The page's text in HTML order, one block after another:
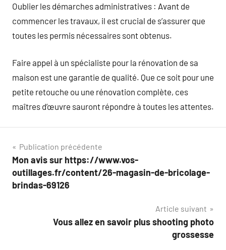
Oublier les démarches administratives : Avant de
commencer les travaux, il est crucial de s’assurer que
toutes les permis nécessaires sont obtenus.
Faire appel à un spécialiste pour la rénovation de sa
maison est une garantie de qualité. Que ce soit pour une
petite retouche ou une rénovation complète, ces
maîtres d’œuvre sauront répondre à toutes les attentes.
Navigation
de
l’article
Publication précédente
Mon avis sur https://www.vos-
outillages.fr/content/26-magasin-de-bricolage-
brindas-69126
Article suivant
Vous allez en savoir plus shooting photo
grossesse